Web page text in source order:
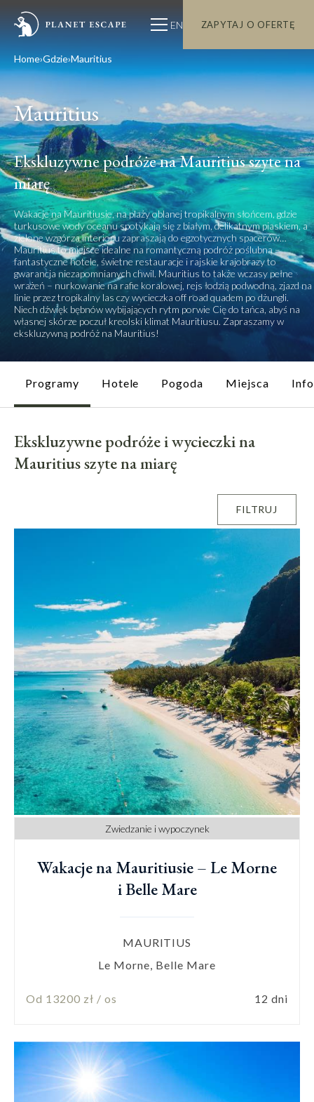
EN ZAPYTAJ O OFERTĘ
Home Gdzie Mauritius
Mauritius
Ekskluzywne podróże na Mauritius szyte na
miarę
Wakacje na Mauritiusie, na plaży oblanej tropikalnym słońcem, gdzie
turkusowe wody oceanu spotykają się z białym, delikatnym piaskiem, a
zielone wzgórza interioru zapraszają do egzotycznych spacerów…
Mauritius to miejsce idealne na romantyczną podróż poślubną –
fantastyczne hotele, świetne restauracje i rajskie krajobrazy to
gwarancja niezapomnianych chwil. Mauritius to także wczasy pełne
wrażeń – nurkowanie na rafie koralowej, rejs łodzią podwodną, zjazd na
linie przez tropikalny las czy wycieczka off road quadem po dżungli.
Niech dźwięk bębnów wybijających rytm porwie Cię do tańca, abyś na
własnej skórze poczuł kreolski klimat Mauritiusu. Zapraszamy w
ekskluzywną podróż na Mauritius!
Programy Hotele Pogoda Miejsca
Ekskluzywne podróże i wycieczki na
Mauritius szyte na miarę
FILTRUJ
Zwiedzanie i wypoczynek
Wakacje na Mauritiusie – Le Morne
i Belle Mare
MAURITIUS
Le Morne, Belle Mare
Od 13200 zł / os 12 dni